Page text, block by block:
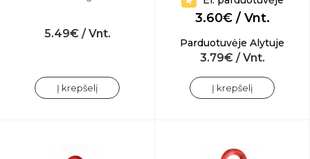
5.49€ / Vnt.
Į krepšelį
3.60€ / Vnt.
Parduotuvėje Alytuje
3.79€ / Vnt.
Į krepšelį